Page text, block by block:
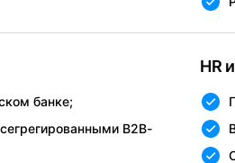
банке;
B2B-
HR